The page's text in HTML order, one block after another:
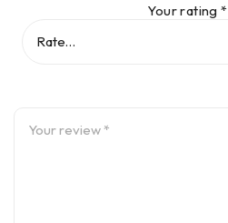
Your rating*